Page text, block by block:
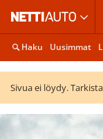
Haku Uusimmat
Sivua ei löydy.